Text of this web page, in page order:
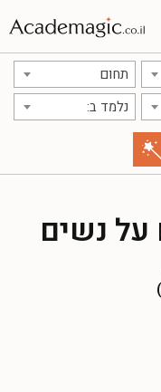
תחום
נלמד ב:
נשים